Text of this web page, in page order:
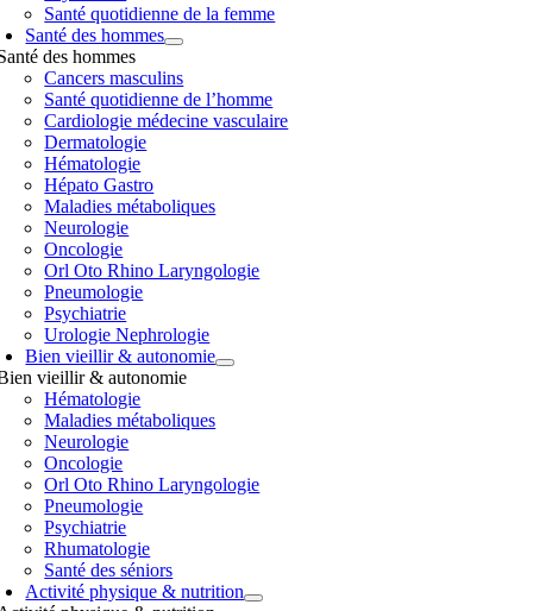
Santé quotidienne de la femme
Santé des hommes
des hommes
Cancers masculins
Santé quotidienne de l’homme
Cardiologie médecine vasculaire
Dermatologie
Hématologie
Hépato Gastro
Maladies métaboliques
Neurologie
Oncologie
Orl Oto Rhino Laryngologie
Pneumologie
Psychiatrie
Urologie Nephrologie
Bien vieillir & autonomie
vieillir & autonomie
Hématologie
Maladies métaboliques
Neurologie
Oncologie
Orl Oto Rhino Laryngologie
Pneumologie
Psychiatrie
Rhumatologie
Santé des séniors
Activité physique & nutrition